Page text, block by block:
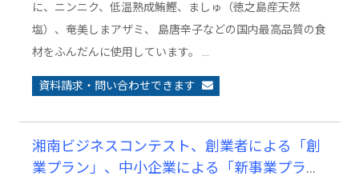
に、ニンニク、低温熟成鮪鰹、ましゅ（徳之島産天然
塩）、奄美しまアザミ、 島唐辛子などの国内最高品質の食
材をふんだんに使用しています。 …
資料請求・問い合わせできます
湘南ビジネスコンテスト、創業者による「創
業プラン」、中小企業による「新事業プラ